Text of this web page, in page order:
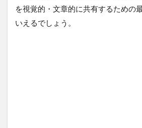
を視覚的・文章的に共有するための
いえるでしょう。